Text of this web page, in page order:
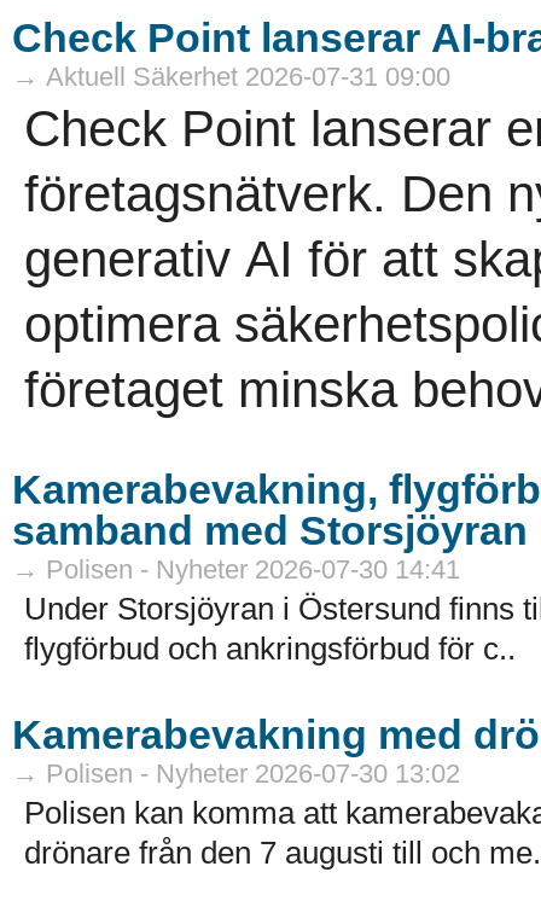
Check Point lanserar AI-
→ Aktuell Säkerhet 2026-07-31 09:00
Check Point lanserar
företagsnätverk. Den
generativ AI för att
optimera
företaget minska
Kamerabevakning,
samband med Storsjöyran
→ Polisen - Nyheter 2026-07-30 14:41
Under Storsjöyran i Östersund finns
flygförbud och ankringsförbud för c..
Kamerabevakning med
→ Polisen - Nyheter 2026-07-30 13:02
Polisen kan komma att
drönare från den 7 augusti till och